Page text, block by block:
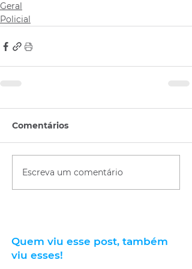
Geral
Policial
Comentários
Escreva um comentário
Quem viu esse post, também
viu esses!